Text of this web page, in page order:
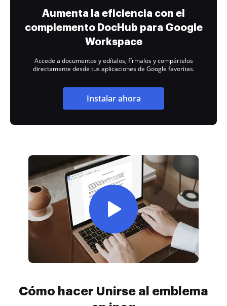
Aumenta la eficiencia con el
complemento DocHub para Google
Workspace
Accede a documentos y edítalos, fírmalos y compártelos
directamente desde tus aplicaciones de Google favoritas.
Instalar ahora
Cómo hacer Unirse al emblema